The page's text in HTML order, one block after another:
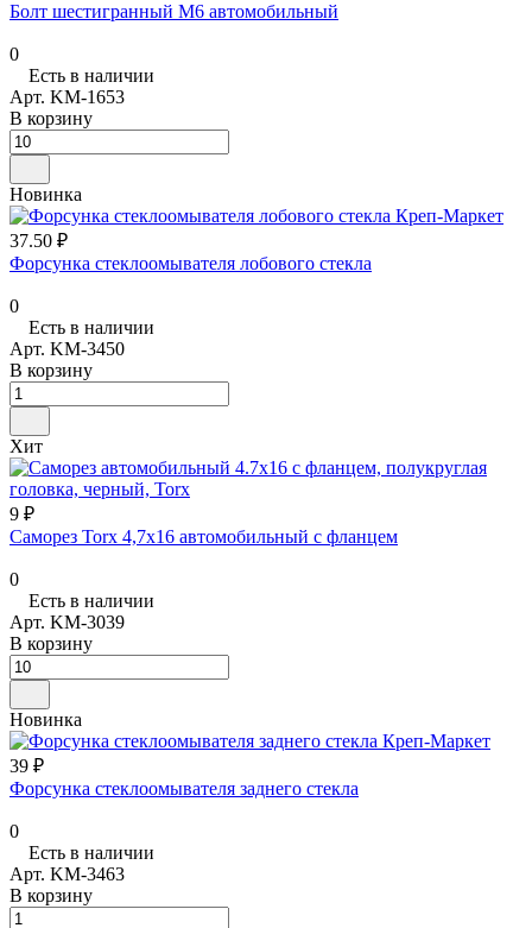
Болт шестигранный М6 автомобильный
0
Есть в наличии
Арт. KM-1653
В корзину
Новинка
37.50 ₽
Форсунка стеклоомывателя лобового стекла
0
Есть в наличии
Арт. KM-3450
В корзину
Хит
9 ₽
Саморез Torx 4,7х16 автомобильный с фланцем
0
Есть в наличии
Арт. KM-3039
В корзину
Новинка
39 ₽
Форсунка стеклоомывателя заднего стекла
0
Есть в наличии
Арт. KM-3463
В корзину